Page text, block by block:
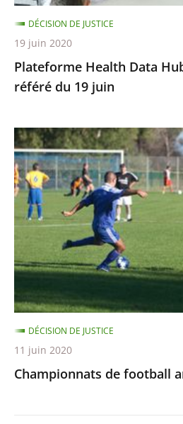
19
juin
Plateforme Health Data
référé du 19 juin
DÉCISION DE JUSTICE
19 juin 2020
Championnats
de
football
amateurs
Championnats de football
DÉCISION DE JUSTICE
11 juin 2020